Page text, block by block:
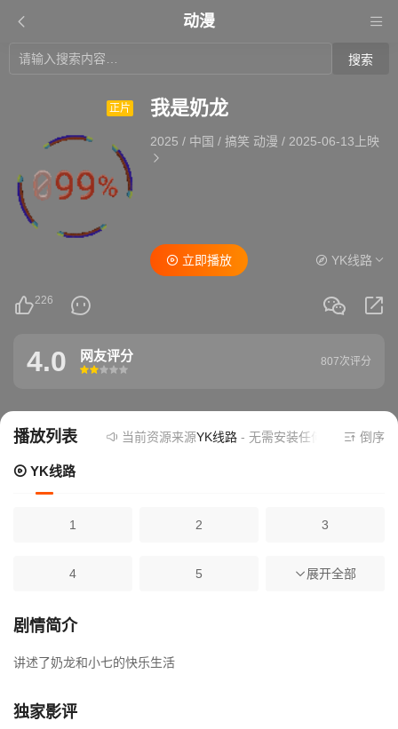
动漫
搜索
正片 我是奶龙
2025 / 中国 / 搞笑 动漫/ 2025-06-13上映
226
立即播放 YK线路
4.0 网友评分
很差
较差还行推荐力荐
807次评分
播放列表 当前资源来源YK线路- 无需安装任何插件 倒序
YK线路
1 2 3
4 5 6
7
10
13
展开全部
剧情简介
讲述了奶龙和小七的快乐生活
独家影评